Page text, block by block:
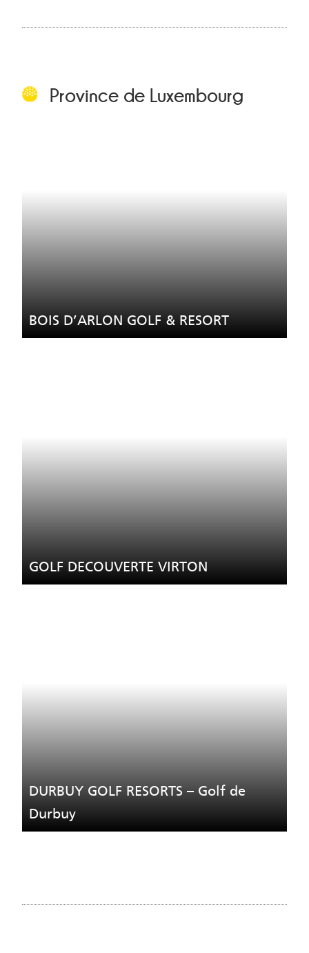
Province de Luxembourg
BOIS D’ARLON GOLF & RESORT
GOLF DECOUVERTE VIRTON
DURBUY GOLF RESORTS – Golf de
Durbuy